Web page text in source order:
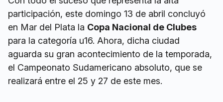
participación, este domingo 13 de abril concluyó
en Mar del Plata la Copa Nacional de Clubes
para la categoría u16. Ahora, dicha ciudad
aguarda su gran acontecimiento de la temporada,
el Campeonato Sudamericano absoluto, que se
realizará entre el 25 y 27 de este mes.